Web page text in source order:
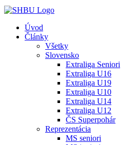
Úvod
Články
Všetky
Slovensko
Extraliga Seniori
Extraliga U16
Extraliga U19
Extraliga U10
Extraliga U14
Extraliga U12
ČS Superpohár
Reprezentácia
MS seniori